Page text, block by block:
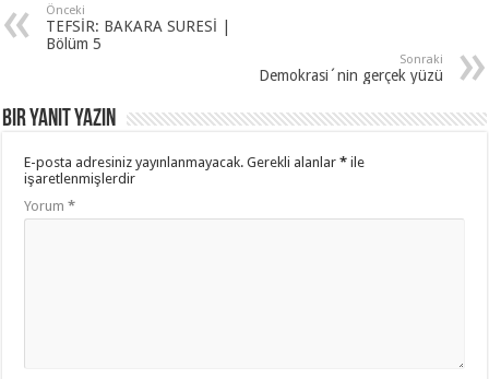
Önceki
TEFSİR: BAKARA SURESİ |
Bölüm 5
Sonraki
Demokrasi´nin gerçek yüzü
Bir yanıt yazın
E-posta adresiniz yayınlanmayacak. Gerekli alanlar* ile
işaretlenmişlerdir
Yorum*